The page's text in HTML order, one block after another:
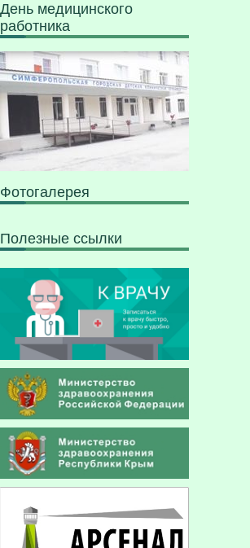
День медицинского
работника
Фотогалерея
Полезные ссылки